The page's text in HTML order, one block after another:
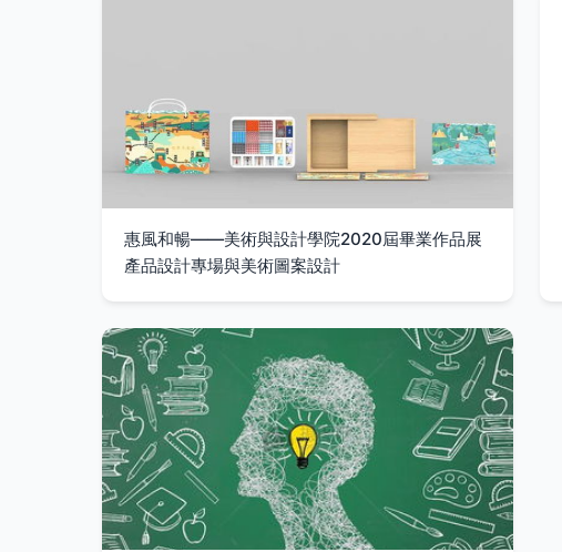
惠風和暢——美術與設計學院2020屆畢業作品展
產品設計專場與美術圖案設計